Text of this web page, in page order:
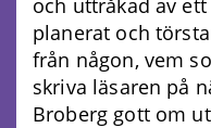
och uttråkad av
planerat och
från någon, vem
skriva läsaren på
Broberg gott om